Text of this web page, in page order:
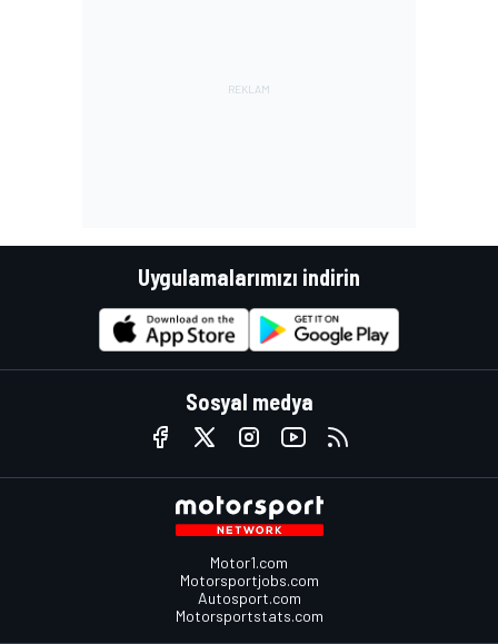
Uygulamalarımızı indirin
Sosyal medya
Motor1.com
Motorsportjobs.com
Autosport.com
Motorsportstats.com